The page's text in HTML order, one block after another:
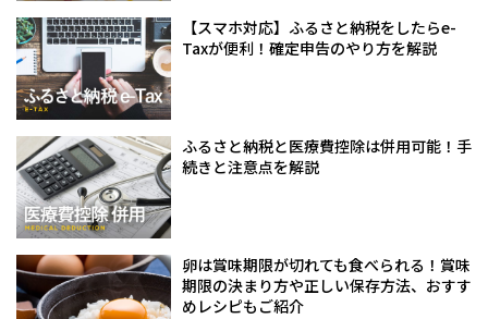
【スマホ対応】ふるさと納税をしたらe-
Taxが便利！確定申告のやり方を解説
ふるさと納税と医療費控除は併用可能！手
続きと注意点を解説
卵は賞味期限が切れても食べられる！賞味
期限の決まり方や正しい保存方法、おすす
めレシピもご紹介